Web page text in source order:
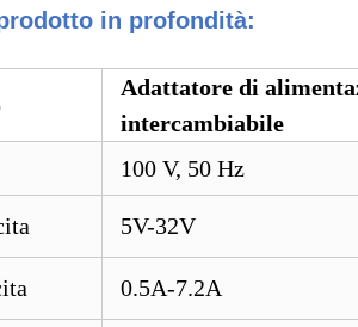
in profondità:
Adattatore di
intercambiabile
100 V, 50 Hz
5V-32V
0.5A-7.2A